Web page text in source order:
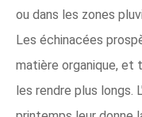
ou dans les zones
Les échinacées
matière organique, et
les rendre plus longs.